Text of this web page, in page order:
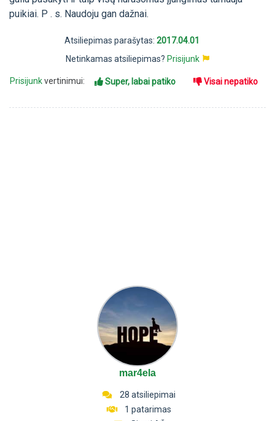
puikiai. P . s. Naudoju gan dažnai.
Atsiliepimas parašytas: 2017.04.01
Netinkamas atsiliepimas? Prisijunk
Prisijunkvertinimui: Super, labai patiko Visai nepatiko
mar4ela
28 atsiliepimai
1 patarimas